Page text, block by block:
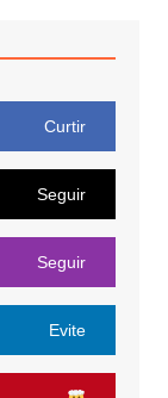
Curtir
Seguir
Seguir
Evite